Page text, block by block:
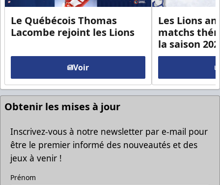
Le Québécois Thomas
Lacombe rejoint les Lions
Voir
Les Lions
matchs
la saison
Obtenir les mises à jour
Inscrivez-vous à notre newsletter par e-mail pour
être le premier informé des nouveautés et des
jeux à venir !
Prénom